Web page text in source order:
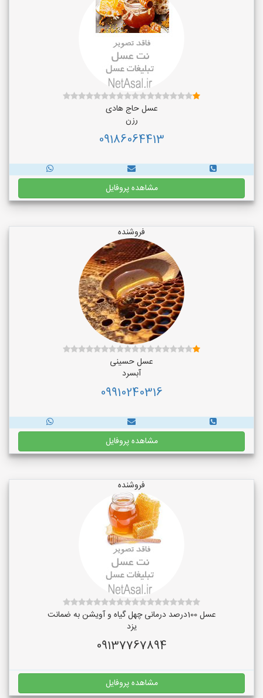
عسل حاج هادی
رزن
09186064413
مشاهده پروفایل
فروشنده
عسل حسینی
آبسرد
09910240316
مشاهده پروفایل
فروشنده
عسل 100درصد درمانی چهل گیاه و آویشن به ضمانت
یزد
09137767894
مشاهده پروفایل